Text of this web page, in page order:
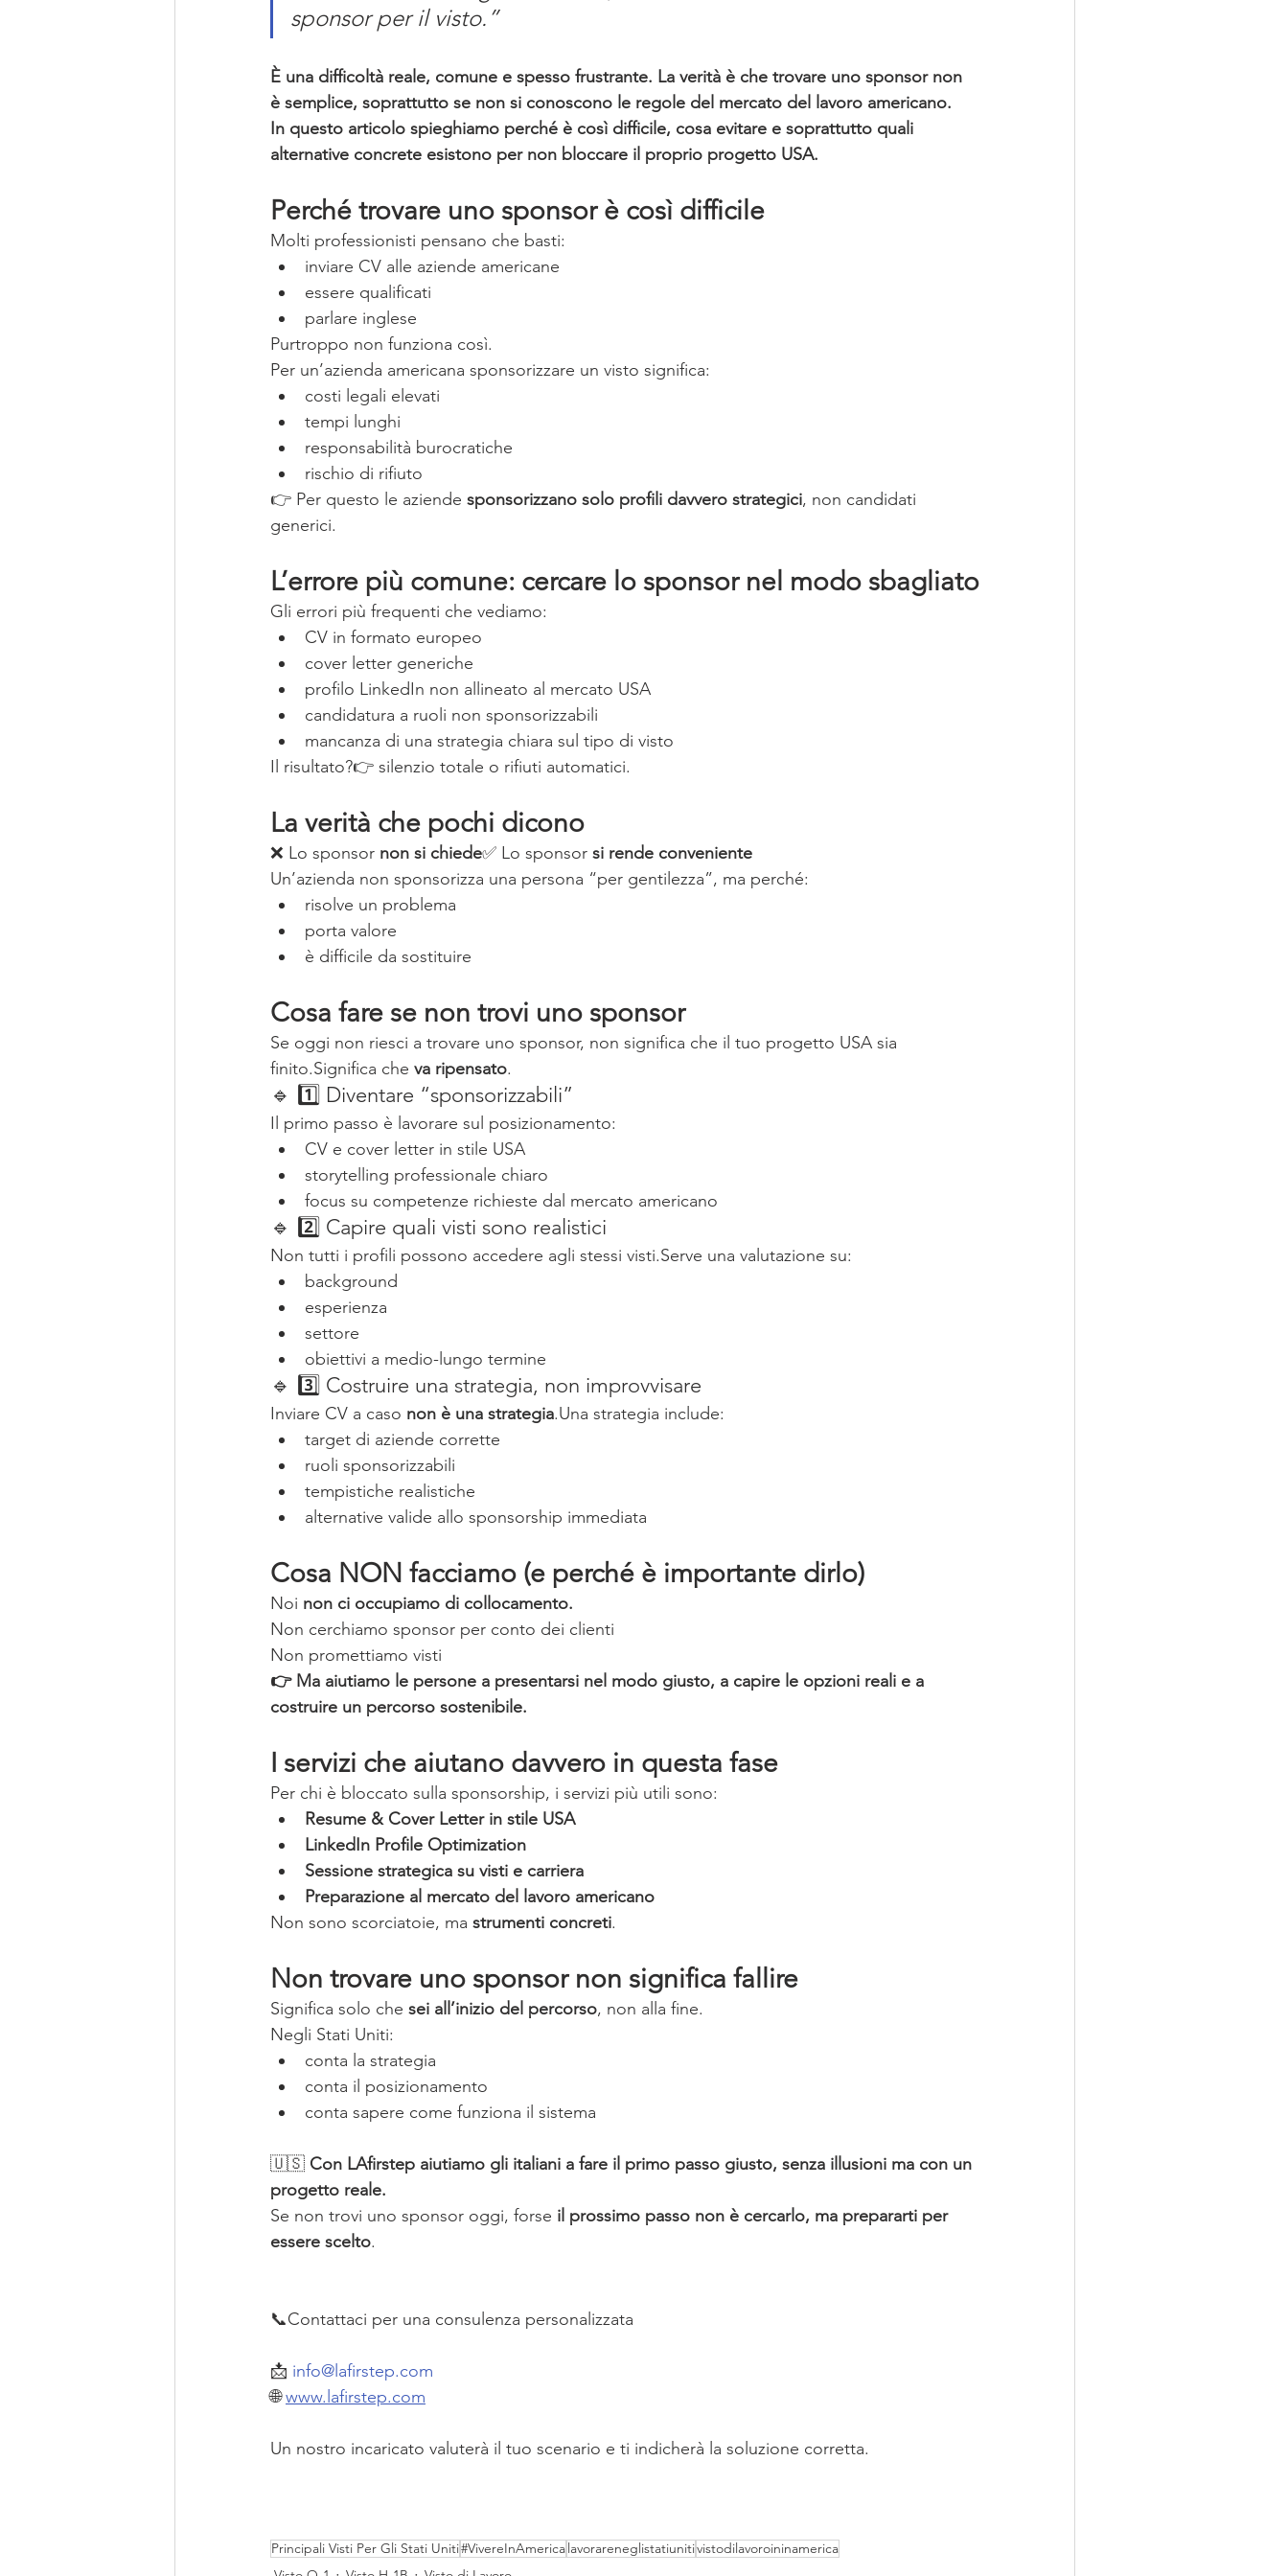
sponsor per il visto.”
È una difficoltà reale, comune e spesso frustrante. La verità è che trovare uno sponsor non
è semplice, soprattutto se non si conoscono le regole del mercato del lavoro americano.
In questo articolo spieghiamo perché è così difficile, cosa evitare e soprattutto quali
alternative concrete esistono per non bloccare il proprio progetto USA.
Perché trovare uno sponsor è così difficile
Molti professionisti pensano che basti:
inviare CV alle aziende americane
essere qualificati
parlare inglese
Purtroppo non funziona così.
Per un’azienda americana sponsorizzare un visto significa:
costi legali elevati
tempi lunghi
responsabilità burocratiche
rischio di rifiuto
👉 Per questo le aziende sponsorizzano solo profili davvero strategici, non candidati
generici.
L’errore più comune: cercare lo sponsor nel modo sbagliato
Gli errori più frequenti che vediamo:
CV in formato europeo
cover letter generiche
profilo LinkedIn non allineato al mercato USA
candidatura a ruoli non sponsorizzabili
mancanza di una strategia chiara sul tipo di visto
Il risultato?👉 silenzio totale o rifiuti automatici.
La verità che pochi dicono
❌ Lo sponsor non si chiede✅ Lo sponsor si rende conveniente
Un’azienda non sponsorizza una persona “per gentilezza”, ma perché:
risolve un problema
porta valore
è difficile da sostituire
Cosa fare se non trovi uno sponsor
Se oggi non riesci a trovare uno sponsor, non significa che il tuo progetto USA sia
finito.Significa che va ripensato.
🔹 1️⃣ Diventare “sponsorizzabili”
Il primo passo è lavorare sul posizionamento:
CV e cover letter in stile USA
storytelling professionale chiaro
focus su competenze richieste dal mercato americano
🔹 2️⃣ Capire quali visti sono realistici
Non tutti i profili possono accedere agli stessi visti.Serve una valutazione su:
background
esperienza
settore
obiettivi a medio-lungo termine
🔹 3️⃣ Costruire una strategia, non improvvisare
Inviare CV a caso non è una strategia.Una strategia include:
target di aziende corrette
ruoli sponsorizzabili
tempistiche realistiche
alternative valide allo sponsorship immediata
Cosa NON facciamo (e perché è importante dirlo)
Noi non ci occupiamo di collocamento.
Non cerchiamo sponsor per conto dei clienti
Non promettiamo visti
👉 Ma aiutiamo le persone a presentarsi nel modo giusto, a capire le opzioni reali e a
costruire un percorso sostenibile.
I servizi che aiutano davvero in questa fase
Per chi è bloccato sulla sponsorship, i servizi più utili sono:
Resume & Cover Letter in stile USA
LinkedIn Profile Optimization
Sessione strategica su visti e carriera
Preparazione al mercato del lavoro americano
Non sono scorciatoie, ma strumenti concreti.
Non trovare uno sponsor non significa fallire
Significa solo che sei all’inizio del percorso, non alla fine.
Negli Stati Uniti:
conta la strategia
conta il posizionamento
conta sapere come funziona il sistema
🇺🇸 Con LAfirstep aiutiamo gli italiani a fare il primo passo giusto, senza illusioni ma con un
progetto reale.
Se non trovi uno sponsor oggi, forse il prossimo passo non è cercarlo, ma prepararti per
essere scelto.
📞Contattaci per una consulenza personalizzata
📩 info@lafirstep.com
🌐 www.lafirstep.com
Un nostro incaricato valuterà il tuo scenario e ti indicherà la soluzione corretta.
Principali Visti Per Gli Stati Uniti#VivereInAmericalavorareneglistatiunitivistodilavoroininamerica